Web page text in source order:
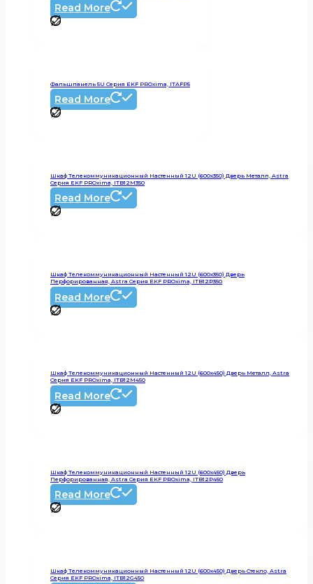
Read More
Фальшпанель 5U Серия EKF PROxima, ITAFP5
Read More
Шкаф Телекоммуникационный Настенный 12U (600х350) Дверь Металл, Astra
Серия EKF PROxima, ITB12M350
Read More
Шкаф Телекоммуникационный Настенный 12U (600х350) Дверь
Перфорированная, Astra Серия EKF PROxima, ITB12P350
Read More
Шкаф Телекоммуникационный Настенный 12U (600х450) Дверь Металл, Astra
Серия EKF PROxima, ITB12M450
Read More
Шкаф Телекоммуникационный Настенный 12U (600х450) Дверь
Перфорированная, Astra Серия EKF PROxima, ITB12P450
Read More
Шкаф Телекоммуникационный Настенный 12U (600х450) Дверь Стекло, Astra
Серия EKF PROxima, ITB12G450